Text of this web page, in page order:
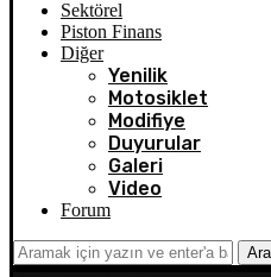
Sektörel
Piston Finans
Diğer
Yenilik
Motosiklet
Modifiye
Duyurular
Galeri
Video
Forum
Ara